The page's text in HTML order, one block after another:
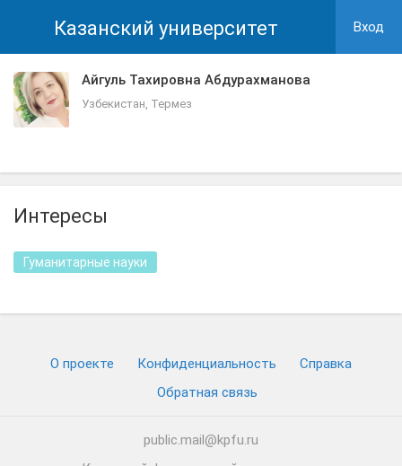
Казанский университет Вход
Айгуль Тахировна Абдурахманова
Узбекистан, Термез
Интересы
Гуманитарные науки
О проекте Конфиденциальность
Cправка
Обратная связь
public.mail@kpfu.ru